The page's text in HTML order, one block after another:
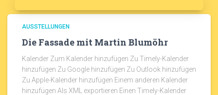
AUSSTELLUNGEN
Die Fassade mit Martin Blumöhr
Kalender Zum Kalender hinzufügen Zu Timely-Kalender
hinzufügen Zu Google hinzufügen Zu Outlook hinzufügen
Zu Apple-Kalender hinzufügen Einem anderen Kalender
hinzufügen Als XML exportieren Einen Timely-Kalender